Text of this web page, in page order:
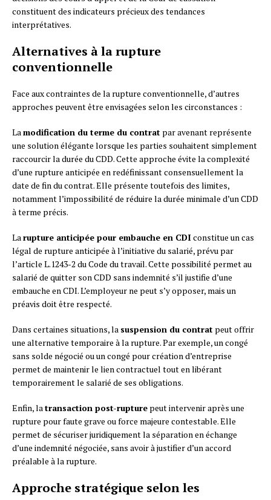
constituent des indicateurs précieux des tendances
interprétatives.
Alternatives à la rupture
conventionnelle
Face aux contraintes de la rupture conventionnelle, d’autres
approches peuvent être envisagées selon les circonstances :
La modification du terme du contrat par avenant représente
une solution élégante lorsque les parties souhaitent simplement
raccourcir la durée du CDD. Cette approche évite la complexité
d’une rupture anticipée en redéfinissant consensuellement la
date de fin du contrat. Elle présente toutefois des limites,
notamment l’impossibilité de réduire la durée minimale d’un CDD
à terme précis.
La rupture anticipée pour embauche en CDIconstitue un cas
légal de rupture anticipée à l’initiative du salarié, prévu par
l’article L.1243-2 du Code du travail. Cette possibilité permet au
salarié de quitter son CDD sans indemnité s’il justifie d’une
embauche en CDI. L’employeur ne peut s’y opposer, mais un
préavis doit être respecté.
Dans certaines situations, la suspension du contrat peut offrir
une alternative temporaire à la rupture. Par exemple, un congé
sans solde négocié ou un congé pour création d’entreprise
permet de maintenir le lien contractuel tout en libérant
temporairement le salarié de ses obligations.
Enfin, la transaction post-rupture peut intervenir après une
rupture pour faute grave ou force majeure contestable. Elle
permet de sécuriser juridiquement la séparation en échange
d’une indemnité négociée, sans avoir à justifier d’un accord
préalable à la rupture.
Approche stratégique selon les